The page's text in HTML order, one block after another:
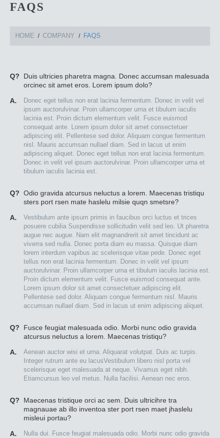
FAQS
HOME COMPANY FAQS
Q?
Duis ultricies pharetra magna. Donec accumsan malesuada
orcinec sit amet eros. Lorem ipsum dolo?
A.
Donec eget tellus non erat lacinia fermentum. Donec in velit vel
ipsum auctorulvinar. Proin ullamcorper urna et tibulum iaculis
lacinia est. Proin dictum elementum velit. Fusce euismod
consequat ante. Lorem ipsum dolor sit amet consectetuer
adipiscing elit. Pellentese sed dolor. Aliquam congue fermentum
nisl. Mauris accumsan nullael diam. Sed in lacus ut enim
adipiscing aliquet. Donec eget tellus non erat lacinia fermentum.
Donec in velit vel ipsum auctorulvinar. Proin ullamcorper urna et
tibulum iaculis lacinia est.
Q? Odio gravida atcursus neluctus a lorem. Maecenas tristiqu
sters port rsen mate haslelu milsie quqn smetsre?
A.
Vestibulum ante ipsum primis in faucibus orci luctus et trices
posuere cubilia Suspendisse sollicitudin velit sed leo. Ut pharetra
augue nec augue. Nam elit magnandrerit sit amet tincidunt ac
viverra sed nulla. Donec porta diam eu massa. Quisque diam
lorem interdum vapibus ac scelerisque vitae pede. Donec eget
tellus non erat lacinia fermentum. Donec in velit vel ipsum
auctorulvinar. Proin ullamcorper urna et tibulum iaculis lacinia est.
Proin dictum elementum velit. Fusce euismod consequat ante.
Lorem ipsum dolor sit amet consectetuer adipiscing elit.
Pellentese sed dolor. Aliquam congue fermentum nisl. Mauris
accumsan nullael diam. Sed in lacus ut enim adipiscing aliquet.
Q?
Fusce feugiat malesuada odio. Morbi nunc odio gravida
atcursus neluctus a lorem. Maecenas tristiqu?
A.
Aenean auctor wisi et urna. Aliquarat volutpat. Duis ac turpis.
Integer rutrum ante eu lacusVestibulum libero nisl porta vel
scelerisque eget malesuada at neque. Vivamus eget nibh.
Etiamcursus leo vel metus. Nulla facilisi. Aenean nec eros.
Q?
Maecenas tristique orci ac sem. Duis ultricihre tra
magnauae ab illo inventoa ster port rsen maet jhaslelu
misleui portau?
A.
Nulla dui. Fusce feugiat malesuada odio. Morbi nunc odio gravida